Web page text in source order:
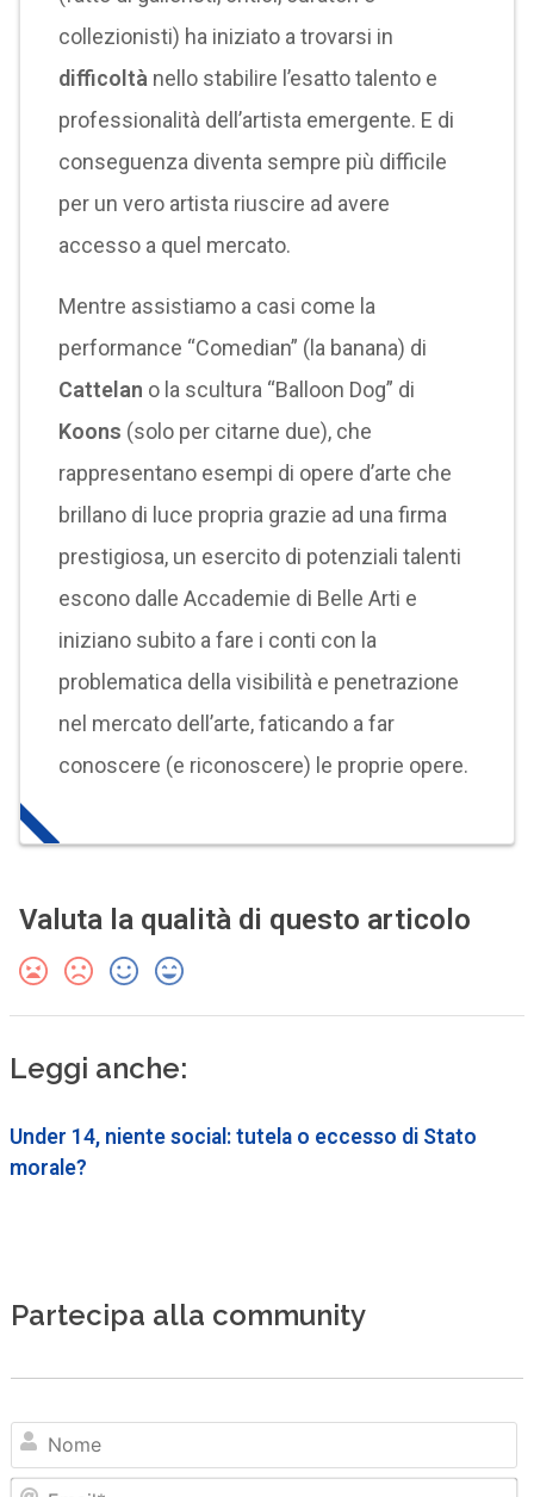
collezionisti) ha iniziato a trovarsi in
difficoltà nello stabilire l’esatto talento e
professionalità dell’artista emergente. E di
conseguenza diventa sempre più difficile
per un vero artista riuscire ad avere
accesso a quel mercato.
Mentre assistiamo a casi come la
performance “Comedian” (la banana) di
Cattelan o la scultura “Balloon Dog” di
Koons (solo per citarne due), che
rappresentano esempi di opere d’arte che
brillano di luce propria grazie ad una firma
prestigiosa, un esercito di potenziali talenti
escono dalle Accademie di Belle Arti e
iniziano subito a fare i conti con la
problematica della visibilità e penetrazione
nel mercato dell’arte, faticando a far
conoscere (e riconoscere) le proprie opere.
Valuta la qualità di questo articolo
Leggi anche:
Under 14, niente social: tutela o eccesso di Stato
morale?
Partecipa alla community